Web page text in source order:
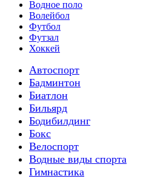
Водное поло
Волейбол
Футбол
Футзал
Хоккей
Автоспорт
Бадминтон
Биатлон
Бильярд
Бодибилдинг
Бокс
Велоспорт
Водные виды спорта
Гимнастика